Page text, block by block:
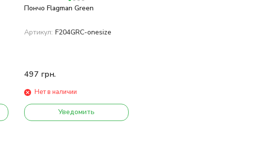
Пончо Flagman Green
Артикул: F204GRC-onesize
497 грн.
Нет в наличии
Уведомить